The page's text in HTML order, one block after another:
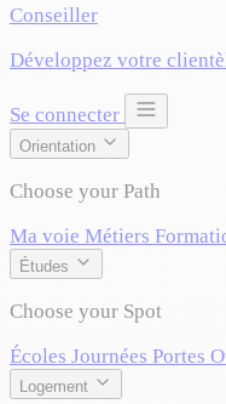
Conseiller
Développez votre
Se connecter
Orientation
Choose your Path
Ma voie Métiers
Études
Choose your Spot
Écoles Journées Portes
Logement